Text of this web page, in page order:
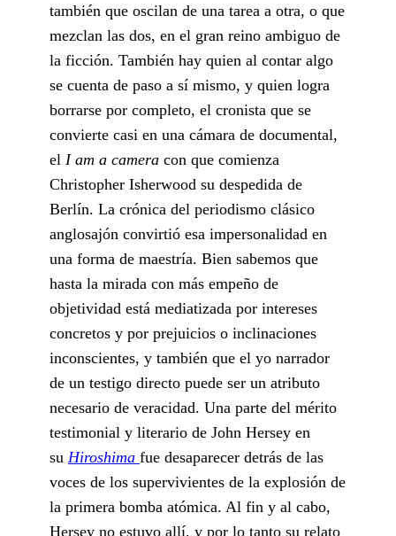
también que oscilan de una tarea a otra, o que
mezclan las dos, en el gran reino ambiguo de
la ficción. También hay quien al contar algo
se cuenta de paso a sí mismo, y quien logra
borrarse por completo, el cronista que se
convierte casi en una cámara de documental,
el I am a camera con que comienza
Christopher Isherwood su despedida de
Berlín. La crónica del periodismo clásico
anglosajón convirtió esa impersonalidad en
una forma de maestría. Bien sabemos que
hasta la mirada con más empeño de
objetividad está mediatizada por intereses
concretos y por prejuicios o inclinaciones
inconscientes, y también que el yo narrador
de un testigo directo puede ser un atributo
necesario de veracidad. Una parte del mérito
testimonial y literario de John Hersey en
su Hiroshima fue desaparecer detrás de las
voces de los supervivientes de la explosión de
la primera bomba atómica. Al fin y al cabo,
Hersey no estuvo allí, y por lo tanto su relato